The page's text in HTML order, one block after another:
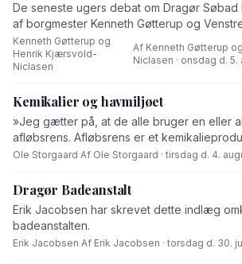
De seneste ugers debat om Dragør Søbad
af borgmester Kenneth Gøtterup og
Henrik Kjærsvold-Niclasen.
Kenneth Gøtterup og
Henrik Kjærsvold-
Niclasen
·
Af Kenneth Gøtterup
Niclasen · onsdag d.
Kemikalier og havmiljøet
»Jeg gætter på, at de alle bruger en eller
afløbsrens. Afløbsrens er et
end fabrikanten ved hvad består af,«
Ole Storgaard·Af Ole Storgaard · tirsdag d. 4.
Dragør Badeanstalt
Erik Jacobsen har skrevet dette indlæg
badeanstalten.
Erik Jacobsen·Af Erik Jacobsen · torsdag d. 30.